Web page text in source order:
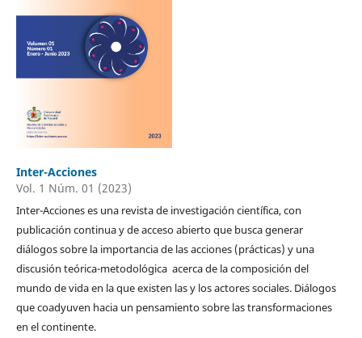
Inter-Acciones
Vol. 1 Núm. 01 (2023)
Inter-Acciones es una revista de investigación científica, con
publicación continua y de acceso abierto que busca generar
diálogos sobre la importancia de las acciones (prácticas) y una
discusión teórica-metodológica acerca de la composición del
mundo de vida en la que existen las y los actores sociales. Diálogos
que coadyuven hacia un pensamiento sobre las transformaciones
en el continente.